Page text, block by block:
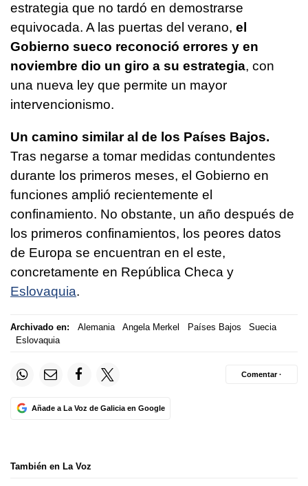
estrategia que no tardó en demostrarse
equivocada. A las puertas del verano, el
Gobierno sueco reconoció errores y en
noviembre dio un giro a su estrategia, con
una nueva ley que permite un mayor
intervencionismo.
Un camino similar al de los Países Bajos.
Tras negarse a tomar medidas contundentes
durante los primeros meses, el Gobierno en
funciones amplió recientemente el
confinamiento. No obstante, un año después de
los primeros confinamientos, los peores datos
de Europa se encuentran en el este,
concretamente en República Checa y
Eslovaquia.
Archivado en: Alemania Angela Merkel Países Bajos
Suecia
Eslovaquia
Añade a La Voz de Galicia en Google
Comentar ·
También en La Voz